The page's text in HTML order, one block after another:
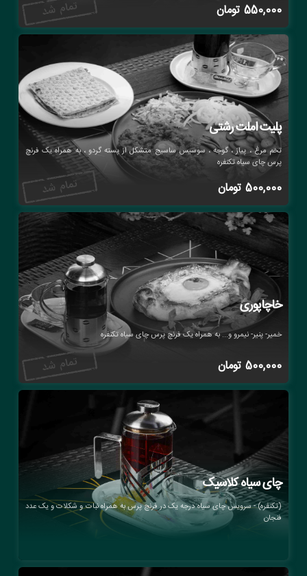
550,000 تومان
پلیت املت رشتی
تخم مرغ ، پیاز ، گوجه ، سوسیس ساسیج متشکل از پسته گردو ، به همراه یک فرنچ
پرس چای سیاه تکنفره
500,000 تومان
خاچاپوری
خمیر- پنیر- نیمرو و... به همراه یک فرنچ پرس چای سیاه تکنفره
500,000 تومان
چای سیاه کلاسیک
(تکنفره) - سرویس چای سیاه درجه یک در فرنچ پرس به همراه نبات و شکلات و یک عدد
فنجان